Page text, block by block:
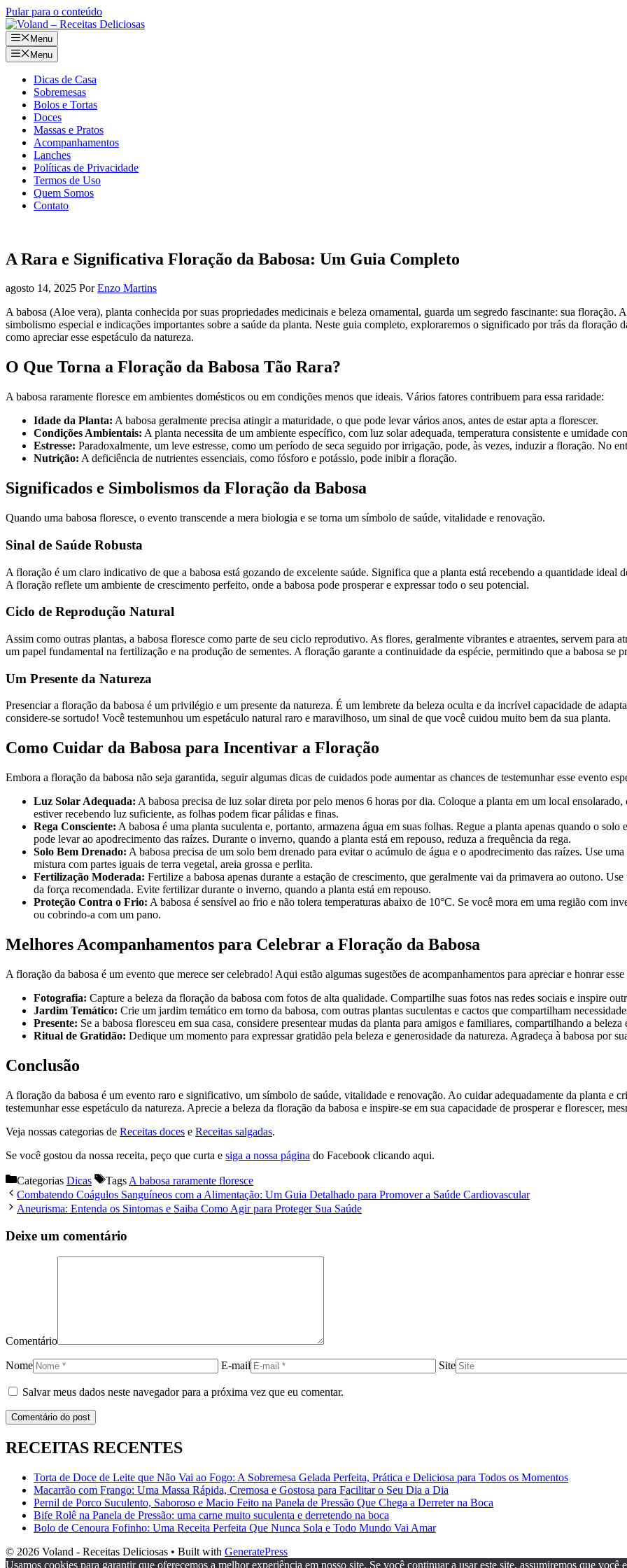
Pular para o conteúdo
Menu
Menu
Dicas de Casa
Sobremesas
Bolos e Tortas
Doces
Massas e Pratos
Acompanhamentos
Lanches
Políticas de Privacidade
Termos de Uso
Quem Somos
Contato
A Rara e Significativa Floração da Babosa: Um Guia Completo
agosto 14, 2025 PorEnzo Martins
A babosa (Aloe vera), planta conhecida por suas propriedades medicinais e beleza ornamental, guarda um segredo fascinante: sua floração.
simbolismo especial e indicações importantes sobre a saúde da planta. Neste guia completo, exploraremos o significado por trás da floração
como apreciar esse espetáculo da natureza.
O Que Torna a Floração da Babosa Tão Rara?
A babosa raramente floresce em ambientes domésticos ou em condições menos que ideais. Vários fatores contribuem para essa raridade:
Idade da Planta: A babosa geralmente precisa atingir a maturidade, o que pode levar vários anos, antes de estar apta a florescer.
Condições Ambientais: A planta necessita de um ambiente específico, com luz solar adequada, temperatura consistente e umidade
Estresse: Paradoxalmente, um leve estresse, como um período de seca seguido por irrigação, pode, às vezes, induzir a floração. No
Nutrição: A deficiência de nutrientes essenciais, como fósforo e potássio, pode inibir a floração.
Significados e Simbolismos da Floração da Babosa
Quando uma babosa floresce, o evento transcende a mera biologia e se torna um símbolo de saúde, vitalidade e renovação.
Sinal de Saúde Robusta
A floração é um claro indicativo de que a babosa está gozando de excelente saúde. Significa que a planta está recebendo a quantidade ideal
A floração reflete um ambiente de crescimento perfeito, onde a babosa pode prosperar e expressar todo o seu potencial.
Ciclo de Reprodução Natural
Assim como outras plantas, a babosa floresce como parte de seu ciclo reprodutivo. As flores, geralmente vibrantes e atraentes, servem para
um papel fundamental na fertilização e na produção de sementes. A floração garante a continuidade da espécie, permitindo que a babosa se
Um Presente da Natureza
Presenciar a floração da babosa é um privilégio e um presente da natureza. É um lembrete da beleza oculta e da incrível capacidade de
considere-se sortudo! Você testemunhou um espetáculo natural raro e maravilhoso, um sinal de que você cuidou muito bem da sua planta.
Como Cuidar da Babosa para Incentivar a Floração
Embora a floração da babosa não seja garantida, seguir algumas dicas de cuidados pode aumentar as chances de testemunhar esse evento
Luz Solar Adequada: A babosa precisa de luz solar direta por pelo menos 6 horas por dia. Coloque a planta em um local
estiver recebendo luz suficiente, as folhas podem ficar pálidas e finas.
Rega Consciente: A babosa é uma planta suculenta e, portanto, armazena água em suas folhas. Regue a planta apenas quando o
pode levar ao apodrecimento das raízes. Durante o inverno, quando a planta está em repouso, reduza a frequência da rega.
Solo Bem Drenado: A babosa precisa de um solo bem drenado para evitar o acúmulo de água e o apodrecimento das raízes. Use
mistura com partes iguais de terra vegetal, areia grossa e perlita.
Fertilização Moderada: Fertilize a babosa apenas durante a estação de crescimento, que geralmente vai da primavera ao outono.
da força recomendada. Evite fertilizar durante o inverno, quando a planta está em repouso.
Proteção Contra o Frio: A babosa é sensível ao frio e não tolera temperaturas abaixo de 10°C. Se você mora em uma região com
ou cobrindo-a com um pano.
Melhores Acompanhamentos para Celebrar a Floração da Babosa
A floração da babosa é um evento que merece ser celebrado! Aqui estão algumas sugestões de acompanhamentos para apreciar e honrar
Fotografia: Capture a beleza da floração da babosa com fotos de alta qualidade. Compartilhe suas fotos nas redes sociais e inspire
Jardim Temático: Crie um jardim temático em torno da babosa, com outras plantas suculentas e cactos que compartilham
Presente: Se a babosa floresceu em sua casa, considere presentear mudas da planta para amigos e familiares, compartilhando a beleza
Ritual de Gratidão: Dedique um momento para expressar gratidão pela beleza e generosidade da natureza. Agradeça à babosa por
Conclusão
A floração da babosa é um evento raro e significativo, um símbolo de saúde, vitalidade e renovação. Ao cuidar adequadamente da planta e
testemunhar esse espetáculo da natureza. Aprecie a beleza da floração da babosa e inspire-se em sua capacidade de prosperar e florescer,
Veja nossas categorias de Receitas doces e Receitas salgadas.
Se você gostou da nossa receita, peço que curta e siga a nossa página do Facebook clicando aqui.
Categorias Dicas Tags A babosa raramente floresce
Combatendo Coágulos Sanguíneos com a Alimentação: Um Guia Detalhado para Promover a Saúde Cardiovascular
Aneurisma: Entenda os Sintomas e Saiba Como Agir para Proteger Sua Saúde
Deixe um comentário
Comentário
Nome E-mail Site
Salvar meus dados neste navegador para a próxima vez que eu comentar.
RECEITAS RECENTES
Torta de Doce de Leite que Não Vai ao Fogo: A Sobremesa Gelada Perfeita, Prática e Deliciosa para Todos os Momentos
Macarrão com Frango: Uma Massa Rápida, Cremosa e Gostosa para Facilitar o Seu Dia a Dia
Pernil de Porco Suculento, Saboroso e Macio Feito na Panela de Pressão Que Chega a Derreter na Boca
Bife Rolê na Panela de Pressão: uma carne muito suculenta e derretendo na boca
Bolo de Cenoura Fofinho: Uma Receita Perfeita Que Nunca Sola e Todo Mundo Vai Amar
© 2026 Voland - Receitas Deliciosas • Built with GeneratePress
Usamos cookies para garantir que oferecemos a melhor experiência em nosso site. Se você continuar a usar este site, assumiremos que você